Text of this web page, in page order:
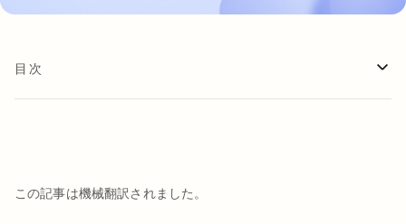
目次
この記事は機械翻訳されました。